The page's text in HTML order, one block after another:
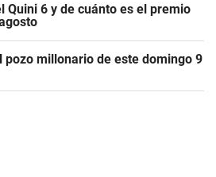
Quini 6 y de cuánto es el premio
pozo millonario de este domingo 9